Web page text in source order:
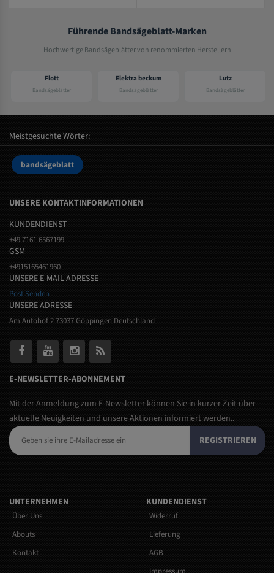
Führende Bandsägeblatt-Marken
Hochwertige Bandsägeblätter von renommierten Herstellern
Flott
Bandsägeblätter
Elektra beckum
Bandsägeblätter
Lutz
Bandsägeblätter
Meistgesuchte Wörter:
bandsägeblatt
UNSERE KONTAKTINFORMATIONEN
KUNDENDIENST
+49 7161 6567199
GSM
+4915165461960
UNSERE E-MAIL-ADRESSE
Post Senden
UNSERE ADRESSE
Am Autohof 2 73037 Göppingen Deutschland
E-NEWSLETTER-ABONNEMENT
Mit der Anmeldung zum E-Newsletter können Sie in kurzer Zeit über
aktuelle Neuigkeiten und unsere Aktionen informiert werden..
REGISTRIEREN
UNTERNEHMEN
Über Uns
Abouts
Kontakt
KUNDENDIENST
Widerruf
Lieferung
AGB